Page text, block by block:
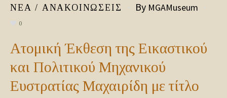
ΝΈΑ / ΑΝΑΚΟΙΝΏΣΕΙΣ
By MGAMuseum
0
Ατομική Έκθεση της Εικαστικού
και Πολιτικού Μηχανικού
Ευστρατίας Μαχαιρίδη με τίτλο